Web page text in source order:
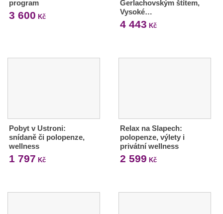
program
3 600 Kč
Gerlachovským štítem,
Vysoké…
4 443 Kč
Pobyt v Ustroni:
snídaně či polopenze,
wellness
1 797 Kč
Relax na Slapech:
polopenze, výlety i
privátní wellness
2 599 Kč